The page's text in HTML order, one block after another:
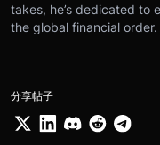
takes, he’s dedicated to
the global financial order.
分享帖子